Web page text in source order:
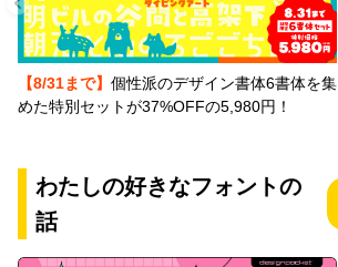
【8/31まで】 個性派のデザイン書体6書体を集
めた特別セットが37%OFFの5,980円！
わたしの好きなフォントの
話